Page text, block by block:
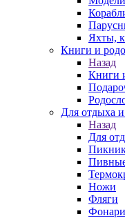
Яхты,
Книги и
Назад
Книги
Для отдыха и
Назад
Для
Ножи
Фляги
Фонари